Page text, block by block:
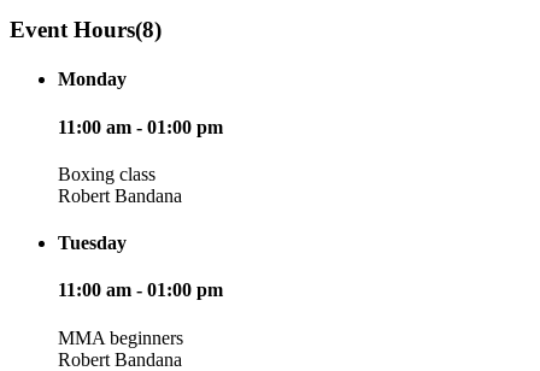
Event Hours(8)
Monday
11:00 am - 01:00 pm
Boxing class
Robert Bandana
Tuesday
11:00 am - 01:00 pm
MMA beginners
Robert Bandana